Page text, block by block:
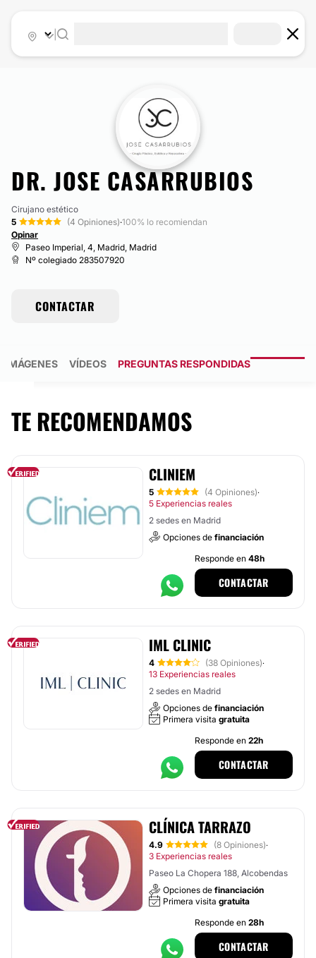
DR. JOSE CASARRUBIOS
Cirujano estético
5
(4 Opiniones)·100% lo recomiendan
Opinar
Paseo Imperial, 4, Madrid, Madrid
Nº colegiado 283507920
CONTACTAR
IMÁGENES VÍDEOS PREGUNTAS RESPONDIDAS
TE RECOMENDAMOS
CLINIEM
5 (4 Opiniones)·
5 Experiencias reales
2 sedes en Madrid
Opciones de financiación
Responde en 48h
CONTACTAR
IML CLINIC
4 (38 Opiniones)·
13 Experiencias reales
2 sedes en Madrid
Opciones de financiación
Primera visita gratuita
Responde en 22h
CONTACTAR
CLÍNICA TARRAZO
4.9 (8 Opiniones)·
3 Experiencias reales
Paseo La Chopera 188, Alcobendas
Opciones de financiación
Primera visita gratuita
Responde en 28h
CONTACTAR